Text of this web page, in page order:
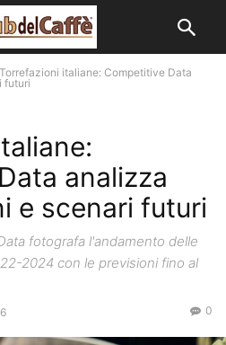
Torrefazioni italiane: Competitive Data
futuri
analizza
e scenari futuri
fotografa l'andamento delle
2024 con le previsioni fino al
0